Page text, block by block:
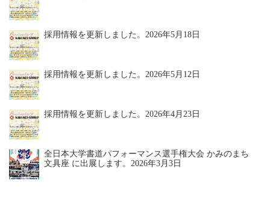
採用情報を更新しました。 2026年5月18日
採用情報を更新しました。 2026年5月12日
採用情報を更新しました。 2026年4月23日
全日本大学書道パフォーマンス選手権大会 かみのまち
文具座 に出展します。 2026年3月3日